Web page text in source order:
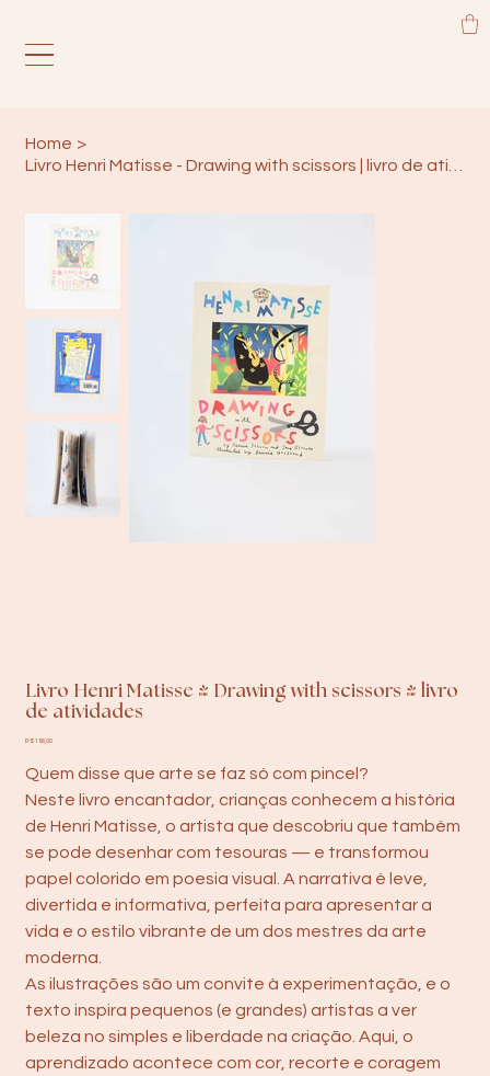
Home >
Livro Henri Matisse - Drawing with scissors | livro
de atividades
Preço
R$ 198,00
Quem disse que arte se faz só com pincel?
Neste livro encantador, crianças conhecem a história
de Henri Matisse, o artista que descobriu que também
se pode desenhar com tesouras — e transformou
papel colorido em poesia visual. A narrativa é leve,
divertida e informativa, perfeita para apresentar a
vida e o estilo vibrante de um dos mestres da arte
moderna.
As ilustrações são um convite à experimentação, e o
texto inspira pequenos (e grandes) artistas a ver
beleza no simples e liberdade na criação. Aqui, o
aprendizado acontece com cor, recorte e coragem